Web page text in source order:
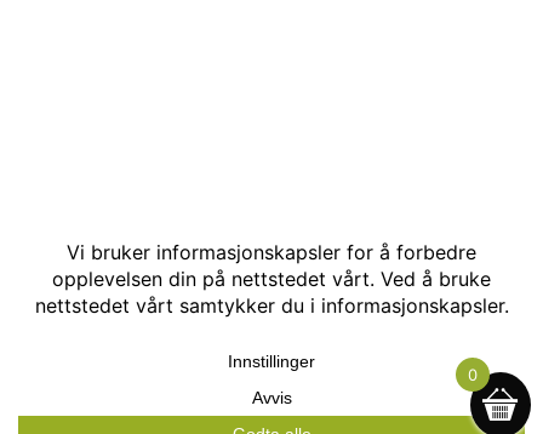
Hjemmesidehelten
0